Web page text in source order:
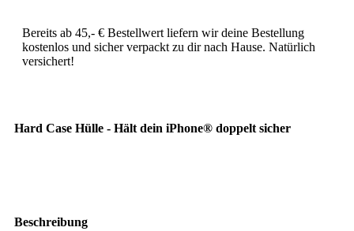
Hard Case Hülle - Hält dein iPhone® doppelt sicher
Beschreibung
Bereits ab 45,- € Bestellwert liefern wir deine Bestellung
kostenlos und sicher verpackt zu dir nach Hause. Natürlich
versichert!